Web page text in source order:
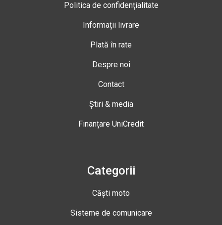
Politica de confidențialitate
Informații livrare
Plată în rate
Despre noi
Contact
Știri & media
Finanțare UniCredit
Categorii
Căști moto
Sisteme de comunicare